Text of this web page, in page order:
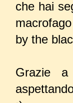
che hai
by the
Grazie